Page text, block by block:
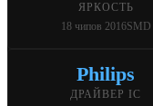
ЯРКОСТЬ
18 чипов 2016SMD
Philips
ДРАЙВЕР IC